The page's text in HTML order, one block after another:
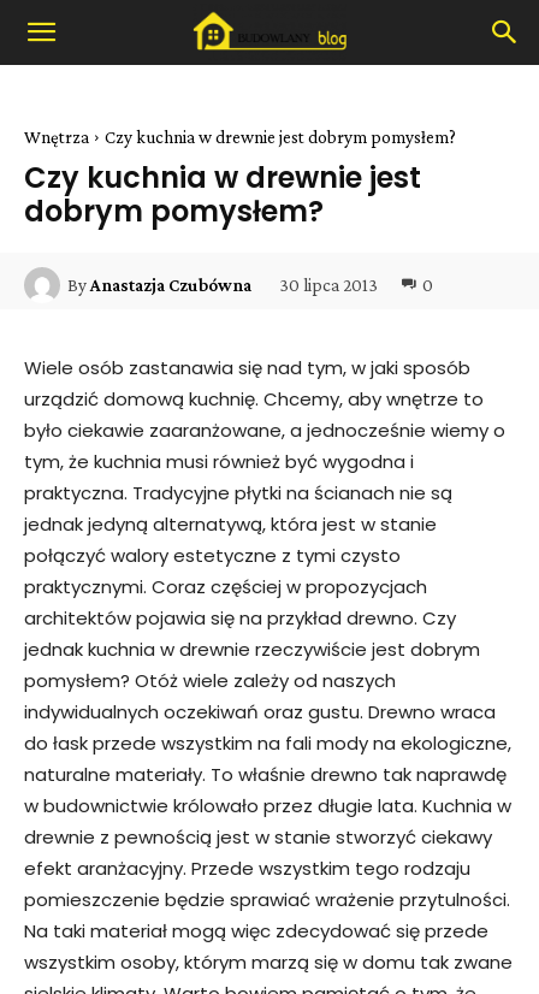
Wnętrza Czy kuchnia w drewnie jest dobrym pomysłem?
Czy kuchnia w drewnie jest
dobrym pomysłem?
ByAnastazja Czubówna 30 lipca 2013 0
Wiele osób zastanawia się nad tym, w jaki sposób
urządzić domową kuchnię. Chcemy, aby wnętrze to
było ciekawie zaaranżowane, a jednocześnie wiemy o
tym, że kuchnia musi również być wygodna i
praktyczna. Tradycyjne płytki na ścianach nie są
jednak jedyną alternatywą, która jest w stanie
połączyć walory estetyczne z tymi czysto
praktycznymi. Coraz częściej w propozycjach
architektów pojawia się na przykład drewno. Czy
jednak kuchnia w drewnie rzeczywiście jest dobrym
pomysłem? Otóż wiele zależy od naszych
indywidualnych oczekiwań oraz gustu. Drewno wraca
do łask przede wszystkim na fali mody na ekologiczne,
naturalne materiały. To właśnie drewno tak naprawdę
w budownictwie królowało przez długie lata. Kuchnia w
drewnie z pewnością jest w stanie stworzyć ciekawy
efekt aranżacyjny. Przede wszystkim tego rodzaju
pomieszczenie będzie sprawiać wrażenie przytulności.
Na taki materiał mogą więc zdecydować się przede
wszystkim osoby, którym marzą się w domu tak zwane